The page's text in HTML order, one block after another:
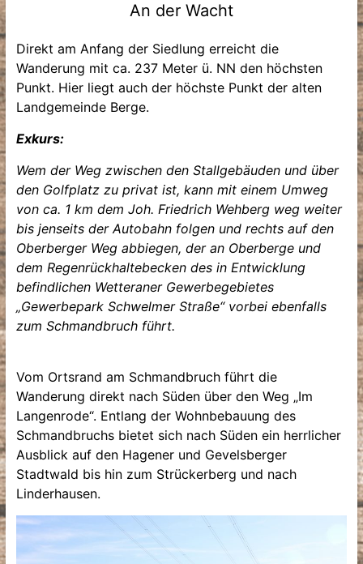
An der Wacht
Direkt am Anfang der Siedlung erreicht die
Wanderung mit ca. 237 Meter ü. NN den höchsten
Punkt. Hier liegt auch der höchste Punkt der alten
Landgemeinde Berge.
Exkurs:
Wem der Weg zwischen den Stallgebäuden und über
den Golfplatz zu privat ist, kann mit einem Umweg
von ca. 1 km dem Joh. Friedrich Wehberg weg weiter
bis jenseits der Autobahn folgen und rechts auf den
Oberberger Weg abbiegen, der an Oberberge und
dem Regenrückhaltebecken des in Entwicklung
befindlichen Wetteraner Gewerbegebietes
„Gewerbepark Schwelmer Straße“ vorbei ebenfalls
zum Schmandbruch führt.
Vom Ortsrand am Schmandbruch führt die
Wanderung direkt nach Süden über den Weg „Im
Langenrode“. Entlang der Wohnbebauung des
Schmandbruchs bietet sich nach Süden ein herrlicher
Ausblick auf den Hagener und Gevelsberger
Stadtwald bis hin zum Strückerberg und nach
Linderhausen.